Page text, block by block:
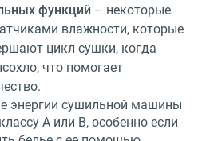
функций – некоторые
влажности, которые
цикл сушки, когда
что помогает
энергии сушильной машины
A или B, особенно если